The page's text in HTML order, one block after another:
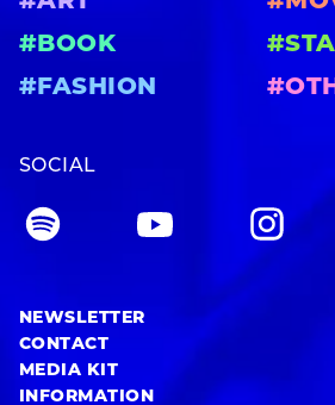
#BOOK
#FASHION
SOCIAL
NEWSLETTER
CONTACT
MEDIA KIT
INFORMATION